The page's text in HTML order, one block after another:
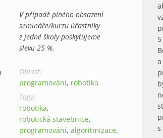
V případě plného obsazení
semináře/kurzu účastníky
z jedné školy poskytujeme
slevu 25 %.
Oblast:
programování robotika
Tagy:
robotika
robotická stavebnice
programování algoritmizace
s